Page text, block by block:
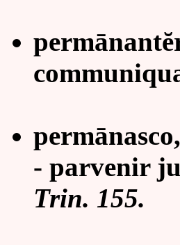
- parvenir
Trin. 155.